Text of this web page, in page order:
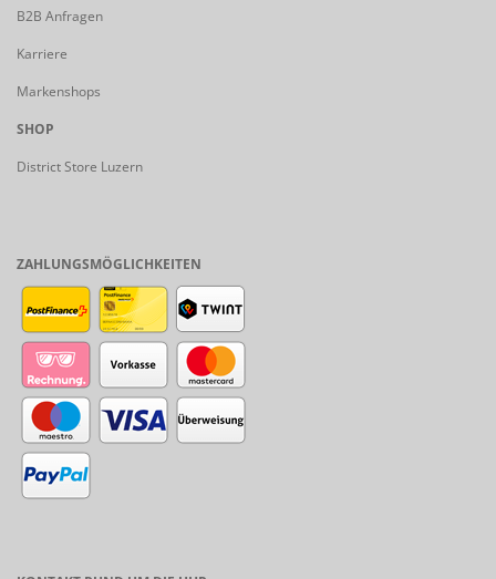
B2B Anfragen
Karriere
Markenshops
SHOP
District Store Luzern
ZAHLUNGSMÖGLICHKEITEN